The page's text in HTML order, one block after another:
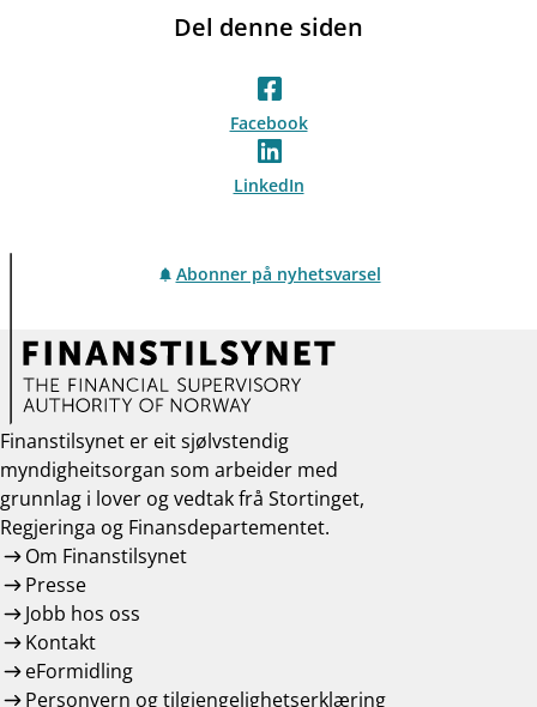
Del denne siden
Facebook
LinkedIn
Abonner på nyhetsvarsel
Finanstilsynet er eit sjølvstendig
myndigheitsorgan som arbeider med
grunnlag i lover og vedtak frå Stortinget,
Regjeringa og Finansdepartementet.
Om Finanstilsynet
Presse
Jobb hos oss
Kontakt
eFormidling
Personvern og tilgjengelighetserklæring